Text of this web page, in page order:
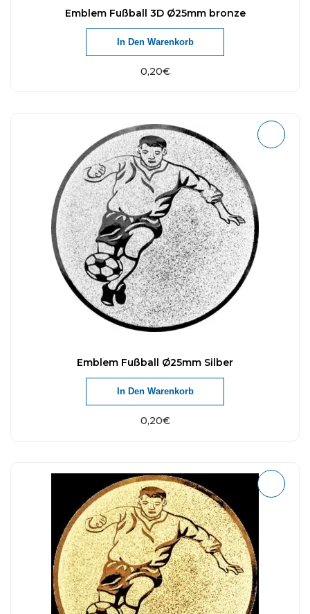
Emblem Fußball 3D Ø25mm bronze
0,20€
In Den Warenkorb
Emblem Fußball Ø25mm Silber
0,20€
In Den Warenkorb